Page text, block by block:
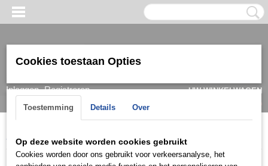
Inloggen Registreren
UW WINKELWAGEN
(0)
Home > > Herenringen Ringen zilver >HRI0922
Cookies toestaan Opties
Toestemming Details Over
Op deze website worden cookies gebruikt
Cookies worden door ons gebruikt voor verkeersanalyse, het